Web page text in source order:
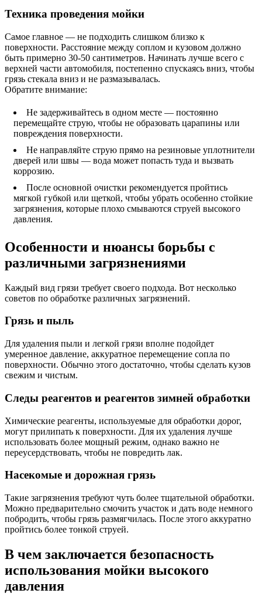
Техника проведения мойки
Самое главное — не подходить слишком близко к
поверхности. Расстояние между соплом и кузовом должно
быть примерно 30-50 сантиметров. Начинать лучше всего с
верхней части автомобиля, постепенно спускаясь вниз, чтобы
грязь стекала вниз и не размазывалась.
Обратите внимание:
Не задерживайтесь в одном месте — постоянно
перемещайте струю, чтобы не образовать царапины или
повреждения поверхности.
Не направляйте струю прямо на резиновые уплотнители
дверей или швы — вода может попасть туда и вызвать
коррозию.
После основной очистки рекомендуется пройтись
мягкой губкой или щеткой, чтобы убрать особенно стойкие
загрязнения, которые плохо смываются струей высокого
давления.
Особенности и нюансы борьбы с
различными загрязнениями
Каждый вид грязи требует своего подхода. Вот несколько
советов по обработке различных загрязнений.
Грязь и пыль
Для удаления пыли и легкой грязи вполне подойдет
умеренное давление, аккуратное перемещение сопла по
поверхности. Обычно этого достаточно, чтобы сделать кузов
свежим и чистым.
Следы реагентов и реагентов зимней обработки
Химические реагенты, используемые для обработки дорог,
могут прилипать к поверхности. Для их удаления лучше
использовать более мощный режим, однако важно не
переусердствовать, чтобы не повредить лак.
Насекомые и дорожная грязь
Такие загрязнения требуют чуть более тщательной обработки.
Можно предварительно смочить участок и дать воде немного
побродить, чтобы грязь размягчилась. После этого аккуратно
пройтись более тонкой струей.
В чем заключается безопасность
использования мойки высокого
давления